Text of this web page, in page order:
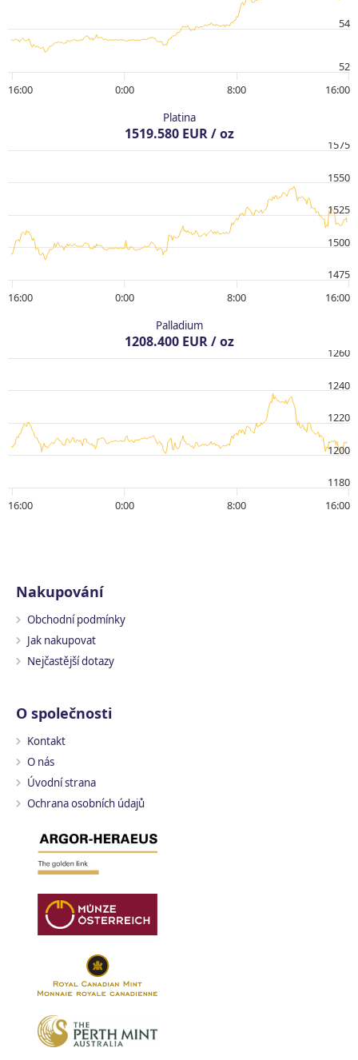
16:00 0:00 8:00 16:00
52
54
Platina
1519.580 EUR / oz
16:00 0:00 8:00 16:00
1475
1500
1525
1550
1575
Palladium
1208.400 EUR / oz
16:00 0:00 8:00 16:00
1180
1200
1220
1240
1260
Nakupování
Obchodní podmínky
Jak nakupovat
Nejčastější dotazy
O společnosti
Kontakt
O nás
Úvodní strana
Ochrana osobních údajů